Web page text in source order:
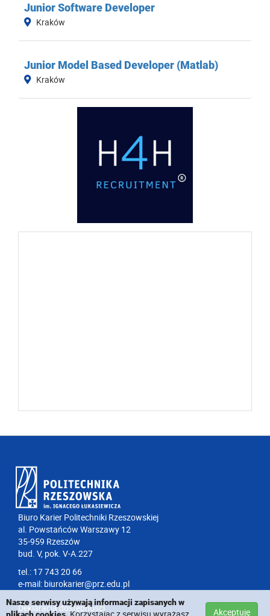
Junior Software Developer
Kraków
Junior Model Based Developer (Matlab)
Kraków
Biuro Karier Politechniki Rzeszowskiej
al. Powstańców Warszawy 12
35-959 Rzeszów
bud. V, pok. V-A.227
tel.: 17 743 20 66
e-mail: biurokarier@prz.edu.pl
Deklaracja dostępności
Akceptuję
Nasze serwisy używają informacji zapisanych w